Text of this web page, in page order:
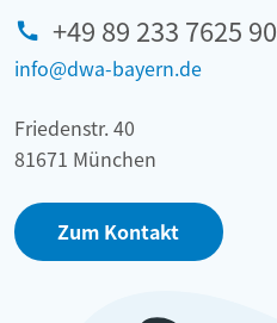
+49 89 233 7625 90
info@dwa-bayern.de
Friedenstr. 40
81671 München
Zum Kontakt